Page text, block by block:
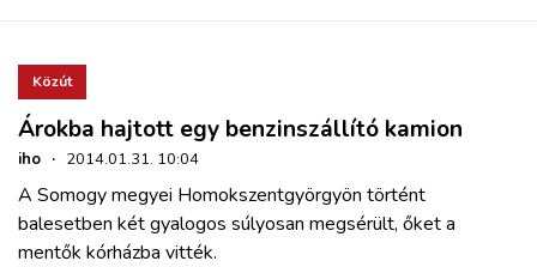
Közút
Árokba hajtott egy benzinszállító kamion
iho · 2014.01.31. 10:04
A Somogy megyei Homokszentgyörgyön történt
balesetben két gyalogos súlyosan megsérült, őket a
mentők kórházba vitték.